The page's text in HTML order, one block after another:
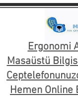
Ergonomi
Masaüstü
Hemen Online